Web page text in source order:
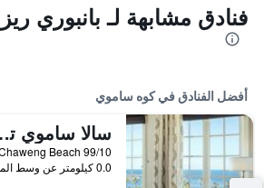
فنادق مشابهة لـ بانبوري
أفضل الفنادق في كوه ساموي
سالا
0.0 كيلومتر عن وسط المدينة